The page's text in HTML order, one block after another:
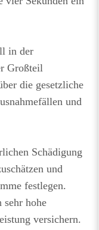
in der
Großteil
die gesetzliche
und
Schädigung
und
festlegen.
sehr hohe
versichern.